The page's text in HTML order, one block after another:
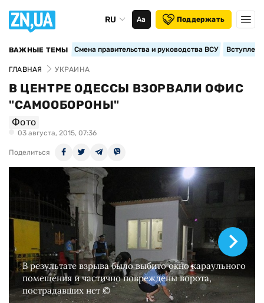
RU Аа Поддержать
ВАЖНЫЕ ТЕМЫ Смена правительства и руководства ВСУ
ГЛАВНАЯ УКРАИНА
В ЦЕНТРЕ ОДЕССЫ ВЗОРВАЛИ ОФИС
"САМООБОРОНЫ"
Фото
03 августа, 2015, 07:36
Поделиться
В результате взрыва было выбито окно караульного
помещения и частично повреждены ворота,
пострадавших нет ©